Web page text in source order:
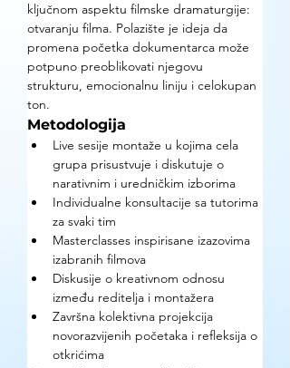
ključnom aspektu filmske dramaturgije:
otvaranju filma. Polazište je ideja da
promena početka dokumentarca može
potpuno preoblikovati njegovu
strukturu, emocionalnu liniju i celokupan
ton.
Metodologija
Live sesije montaže u kojima cela
grupa prisustvuje i diskutuje o
narativnim i uredničkim izborima
Individualne konsultacije sa tutorima
za svaki tim
Masterclasses inspirisane izazovima
izabranih filmova
Diskusije o kreativnom odnosu
između reditelja i montažera
Završna kolektivna projekcija
novorazvijenih početaka i refleksija o
otkrićima